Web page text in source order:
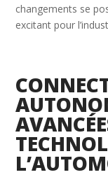
changements se
excitant pour